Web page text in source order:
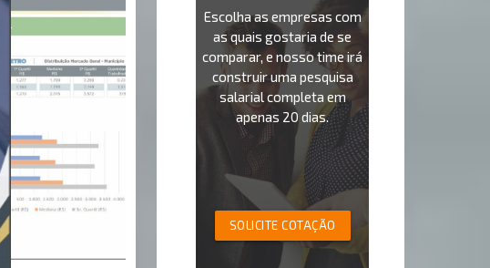
Escolha as empresas com
as quais gostaria de se
comparar, e nosso time irá
construir uma pesquisa
salarial completa em
apenas 20 dias.
SOLICITE COTAÇÃO